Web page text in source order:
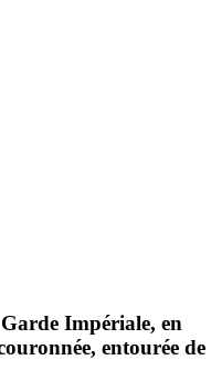
Impériale, en
entourée de